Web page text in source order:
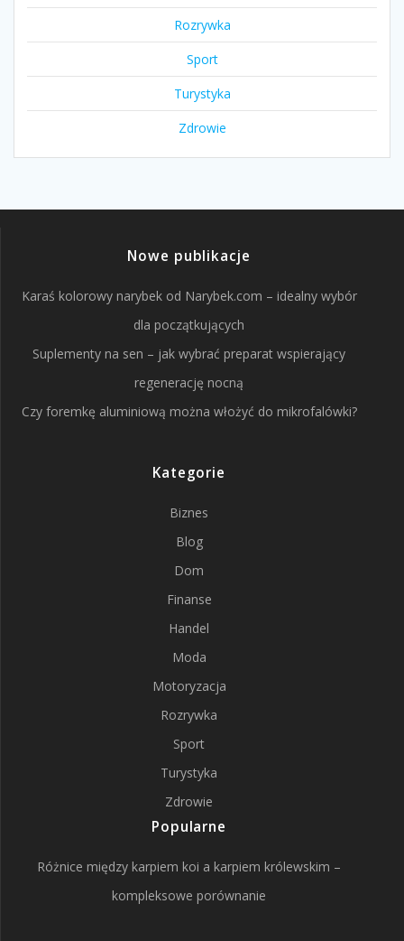
Rozrywka
Sport
Turystyka
Zdrowie
Nowe publikacje
Karaś kolorowy narybek od Narybek.com – idealny wybór
dla początkujących
Suplementy na sen – jak wybrać preparat wspierający
regenerację nocną
Czy foremkę aluminiową można włożyć do mikrofalówki?
Kategorie
Biznes
Blog
Dom
Finanse
Handel
Moda
Motoryzacja
Rozrywka
Sport
Turystyka
Zdrowie
Popularne
Różnice między karpiem koi a karpiem królewskim –
kompleksowe porównanie